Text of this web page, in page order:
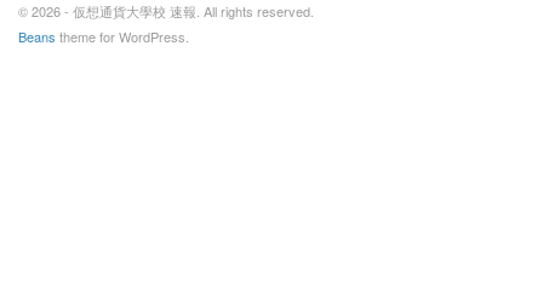
© 2026 - 仮想通貨大學校 速報. All rights reserved.
Beans theme for WordPress.